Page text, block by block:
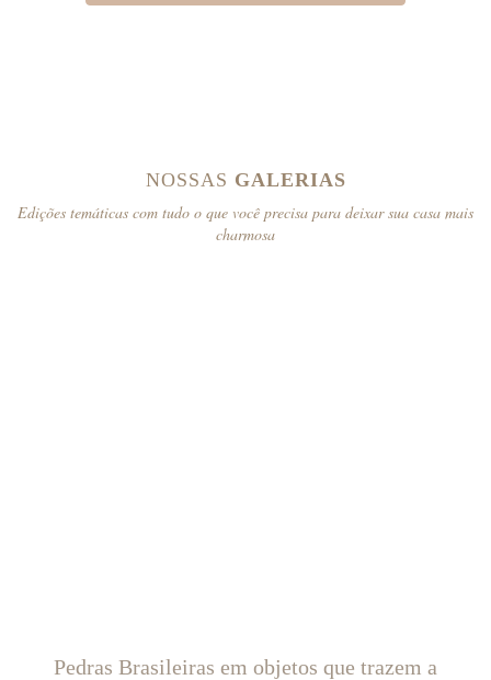
NOSSAS GALERIAS
Edições temáticas com tudo o que você precisa para deixar sua casa mais
charmosa
Pedras Brasileiras em objetos que trazem a